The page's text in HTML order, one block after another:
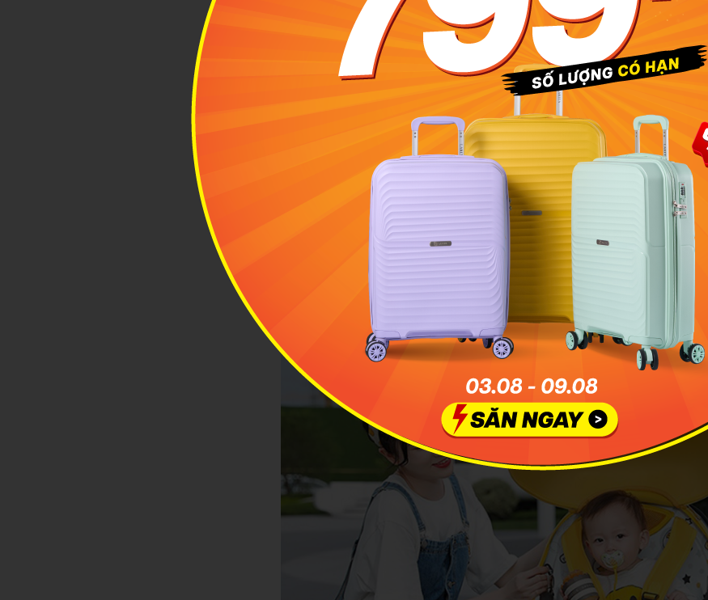
bé dùng chân đẩy về vali di chuyển về phía trước. Dòng vali này có kiểu
giá thành hợp lý nên được nhiều phụ huynh lựa chọn.
- Vali xe Scooter: Sản phẩm này được thiết kế tương tự như một chiếc
vali. Vì vậy, các bé lớn khoảng trên 5 tuổi sẽ thích hợp sử dụng. Phụ
rời vali để bé sử dụng vui chơi hàng ngày. Khi đi học hoặc đi chơi thì
- Vali xe đẩy: Đây là loại vali có ghế ngồi dành cho các bé nhỏ, khoảng
kích thước lớn, 1/4 sẽ hõm vào tạo thành ghế ngồi cho bé. Bên trên là
nắng và dây đai an toàn. Loại này thường được các mẹ bỉm sữa ưa
đưa bé đi chơi, dạo phố.
- Vali chạy bằng pin: Loại vali thông minh này sử dụng năng lượng điện,
khoảng 5km/h. Vali thường thiết kế như một chiếc xe máy mô hình, bé
mái và lái xe vui chơi. Tuy nhiên, kiểu vali có ghế ngồi này khá nặng,
thích hợp để bé đi học, đi chơi hàng ngày hơn là đi du lịch.